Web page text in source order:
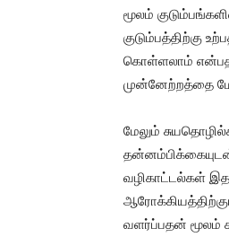
மூலம்
குடும்பத்திற்கு
கொள்ளலாம்
முன்னேற்றத்தை
மேலும்
வழிகாட்டல்கள்
வளர்ப்பதன் மூலம்